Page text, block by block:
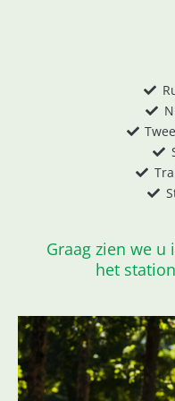
Graag zien we
het